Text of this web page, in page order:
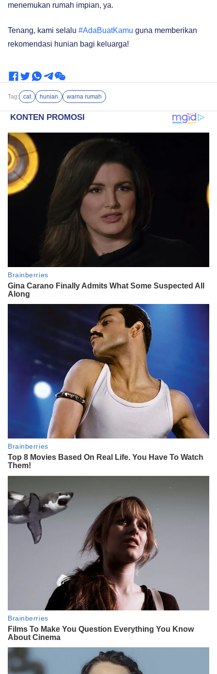
menemukan rumah impian, ya.
Tenang, kami selalu #AdaBuatKamu guna memberikan
rekomendasi hunian bagi keluarga!
Tag: cat hunian warna rumah